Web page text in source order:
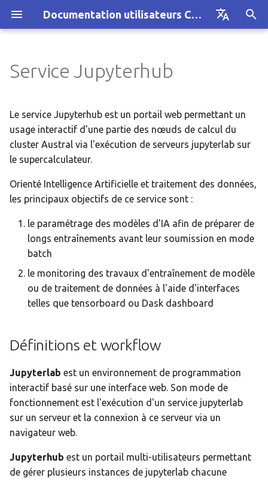
Documentation utilisateurs CRIANN
i
a
d
l
a
c
Définitions et workflow
Restrictions
Connexion au portail
Jupyterhub et lancement
Lancement d'un service
Profils de jobs disponibles
Arrêt d'un service
jupyterlab
Notebooks
Dashboard
Architecture
Guide
Gestion des données
Modules
Signaux envoyés par
Architecture
Guide
Gestion des données
GPGPU
Jobs hétérogènes
KNL
Modules
Sécurité
Visualisation à distance
Filtrage antispam/antivirus
Hébergement de boites
Utiliser le service
Service Jupyterhub
Le service Jupyterhub est un portail web permettant un
usage interactif d'une partie des nœuds de calcul du
cluster Austral via l'exécution de serveurs jupyterlab sur
le supercalculateur.
Orienté Intelligence Artificielle et traitement des données,
les principaux objectifs de ce service sont :
le paramétrage des modèles d'IA afin de préparer de
longs entraînements avant leur soumission en mode
batch
le monitoring des travaux d'entraînement de modèle
ou de traitement de données à l'aide d'interfaces
telles que tensorboard ou Dask dashboard
Définitions et workflow
Jupyterlab est un environnement de programmation
interactif basé sur une interface web. Son mode de
fonctionnement est l'exécution d'un service jupyterlab
sur un serveur et la connexion à ce serveur via un
navigateur web.
Jupyterhub est un portail multi-utilisateurs permettant
de gérer plusieurs instances de jupyterlab chacune